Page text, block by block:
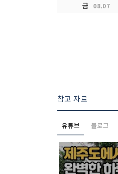
금 08.07
참고 자료
유튜브 블로그